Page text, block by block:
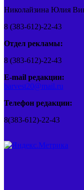
Николайзина Юлия
8 (383-612)-22-43
Отдел рекламы:
8 (383-612)-22-43
E-mail редакции:
barvest20@mail.ru
Телефон редакции:
8(383-612)-22-43